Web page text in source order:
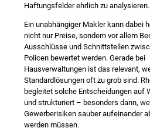
Haftungsfelder ehrlich zu analysieren.
Ein unabhängiger Makler kann dabei
nicht nur Preise, sondern vor allem
Ausschlüsse und Schnittstellen
Policen bewertet werden. Gerade bei
Hausverwaltungen ist das relevant,
Standardlösungen oft zu grob sind.
begleitet solche Entscheidungen auf
und strukturiert – besonders dann,
Gewerberisiken sauber aufeinander
werden müssen.